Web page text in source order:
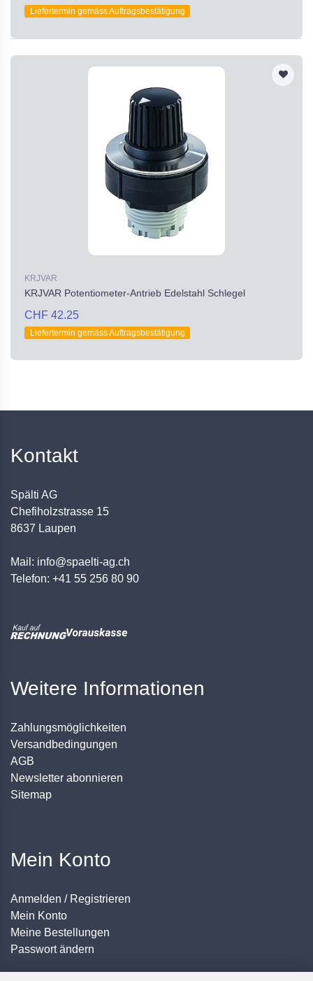
Liefertermin gemäss Auftragsbestätigung
KRJVAR
KRJVAR Potentiometer-Antrieb Edelstahl Schlegel
CHF 42.25
Liefertermin gemäss Auftragsbestätigung
Kontakt
Spälti AG
Chefiholzstrasse 15
8637 Laupen
Mail: info@spaelti-ag.ch
Telefon: +41 55 256 80 90
Weitere Informationen
Zahlungsmöglichkeiten
Versandbedingungen
AGB
Newsletter abonnieren
Sitemap
Mein Konto
Anmelden / Registrieren
Mein Konto
Meine Bestellungen
Passwort ändern